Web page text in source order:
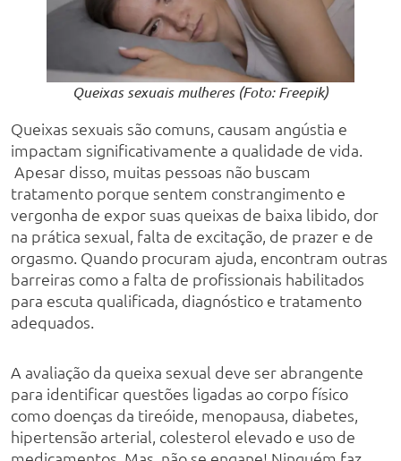
Queixas sexuais mulheres (Foto: Freepik)
Queixas sexuais são comuns, causam angústia e
impactam significativamente a qualidade de vida.
Apesar disso, muitas pessoas não buscam
tratamento porque sentem constrangimento e
vergonha de expor suas queixas de baixa libido, dor
na prática sexual, falta de excitação, de prazer e de
orgasmo. Quando procuram ajuda, encontram outras
barreiras como a falta de profissionais habilitados
para escuta qualificada, diagnóstico e tratamento
adequados.
A avaliação da queixa sexual deve ser abrangente
para identificar questões ligadas ao corpo físico
como doenças da tireóide, menopausa, diabetes,
hipertensão arterial, colesterol elevado e uso de